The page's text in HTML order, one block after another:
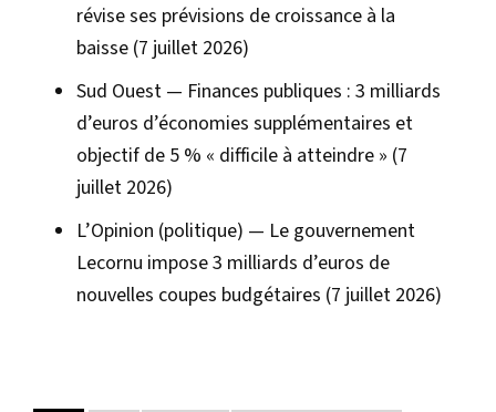
révise ses prévisions de croissance à la
baisse (7 juillet 2026)
Sud Ouest — Finances publiques : 3 milliards
d’euros d’économies supplémentaires et
objectif de 5 % « difficile à atteindre » (7
juillet 2026)
L’Opinion (politique) — Le gouvernement
Lecornu impose 3 milliards d’euros de
nouvelles coupes budgétaires (7 juillet 2026)